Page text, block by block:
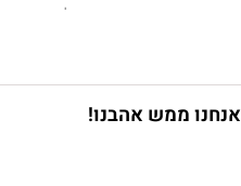
חנה מאומצת על ידי
השולט בממלכה בפועל
המלכה אליזבת, אך
הפטיש לסדן, ביריבות
גדולה מרחפת מעל ראשה
לאחד בעוד היא מאוהבת
התככים המסוכנים של
אנחנו ממש אהבנו!